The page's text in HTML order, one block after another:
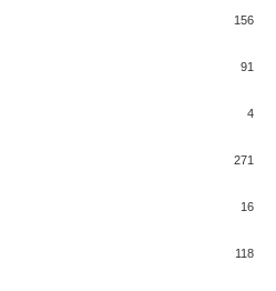
156
91
4
271
16
118